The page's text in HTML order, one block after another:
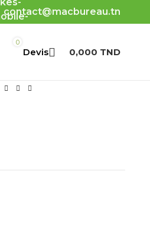
contact@macbureau.tn
0
0,000 TND